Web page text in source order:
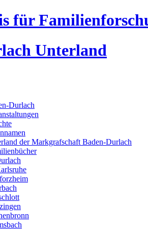
für
Unterland
Durlach
der Markgrafschaft Baden-Durlach